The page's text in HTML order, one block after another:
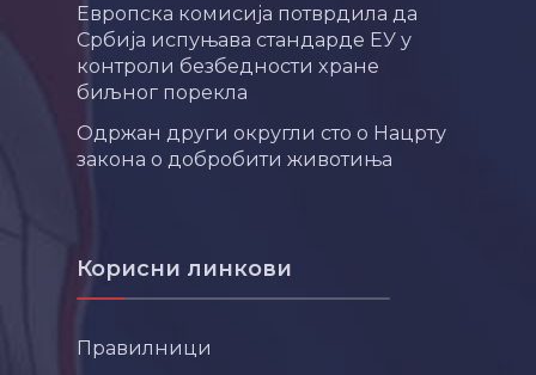
Европска комисија потврдила да
Србија испуњава стандарде ЕУ у
контроли безбедности хране
биљног порекла
Одржан други округли сто о Нацрту
закона о добробити животиња
Корисни линкови
Правилници